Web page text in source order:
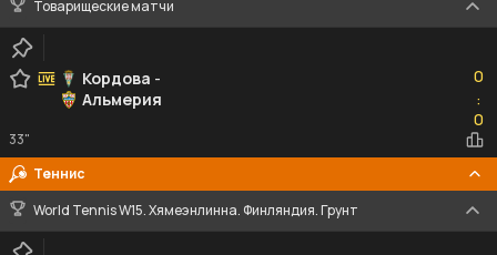
Товарищеские матчи
Кордова -
Альмерия
0
:0
0
33"
Теннис
World Tennis W15. Хямеэнлинна. Финляндия. Грунт